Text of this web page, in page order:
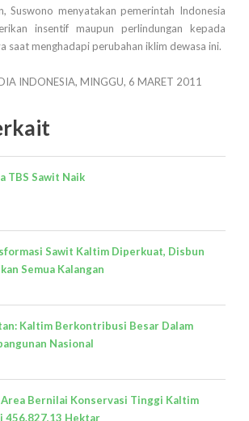
Suswono menyatakan pemerintah Indonesia
insentif maupun perlindungan kepada
saat menghadapi perubahan iklim dewasa ini.
INDONESIA, MINGGU, 6 MARET 2011
TBS Sawit Naik
Sawit Kaltim Diperkuat, Disbun
Semua Kalangan
Kaltim Berkontribusi Besar Dalam
Nasional
Area Bernilai Konservasi Tinggi Kaltim
456.827,13 Hektar